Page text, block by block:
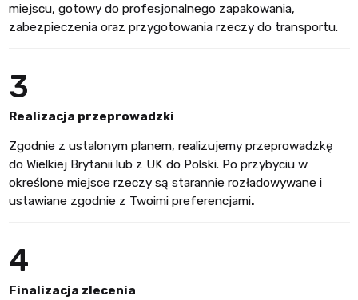
miejscu, gotowy do profesjonalnego zapakowania,
zabezpieczenia oraz przygotowania rzeczy do transportu.
3
Realizacja przeprowadzki
Zgodnie z ustalonym planem, realizujemy przeprowadzkę
do Wielkiej Brytanii lub z UK do Polski. Po przybyciu w
określone miejsce rzeczy są starannie rozładowywane i
ustawiane zgodnie z Twoimi preferencjami.
4
Finalizacja zlecenia